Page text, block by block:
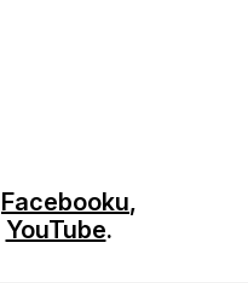
Facebooku,
YouTube.